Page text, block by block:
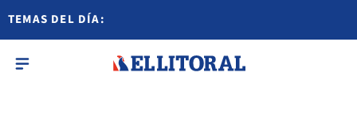
TEMAS DEL DÍA: